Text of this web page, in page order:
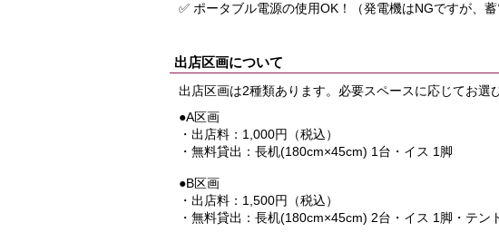
✅ ポータブル電源の使用OK！（発電機はNGですが、
出店区画について
出店区画は2種類あります。必要スペースに応じてお選
●A区画
・出店料：1,000円（税込）
・無料貸出：長机(180cm×45cm) 1台・イス 1脚
●B区画
・出店料：1,500円（税込）
・無料貸出：長机(180cm×45cm) 2台・イス 1脚・テン